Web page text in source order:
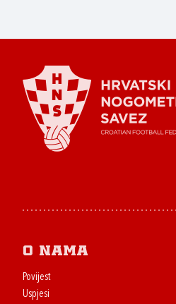
O nama
Povijest
Uspjesi